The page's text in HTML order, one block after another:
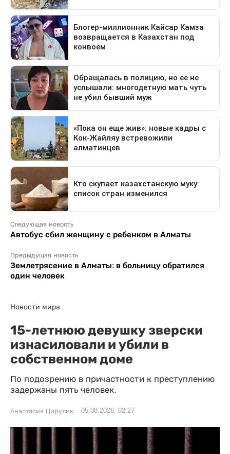
Следующая новость
Автобус сбил женщину с ребенком в Алматы
Предыдущая новость
Землетрясение в Алматы: в больницу обратился
один человек
Новости мира
15-летнюю девушку зверски
изнасиловали и убили в
собственном доме
По подозрению в причастности к преступлению
задержаны пять человек.
Анастасия Цирулик 05.08.2026, 02:27